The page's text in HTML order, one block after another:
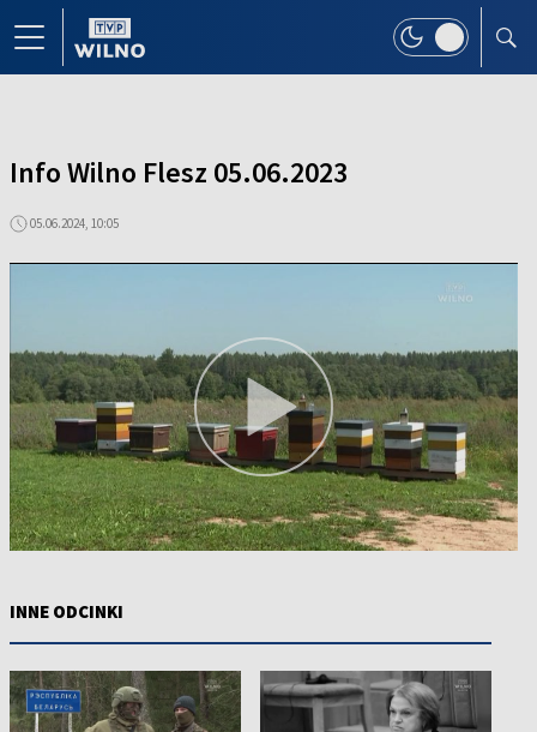
Info Wilno Flesz 05.06.2023
05.06.2024, 10:05
INNE ODCINKI